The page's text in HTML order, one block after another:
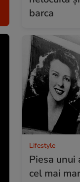
barca
Lifestyle
Piesa unui
cel mai